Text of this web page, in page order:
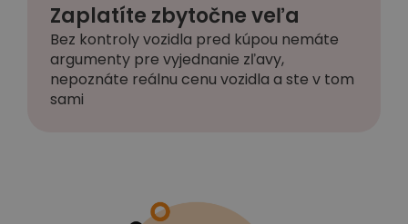
Zaplatíte zbytočne veľa
Bez kontroly vozidla pred kúpou nemáte
argumenty pre vyjednanie zľavy,
nepoznáte reálnu cenu vozidla a ste v tom
sami